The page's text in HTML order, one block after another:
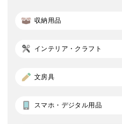
収納用品
インテリア・クラフト
文房具
スマホ・デジタル用品